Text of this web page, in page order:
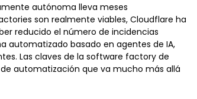
autónoma lleva meses
son realmente viables, Cloudflare ha
reducido el número de incidencias
automatizado basado en agentes de IA,
Las claves de la software factory de
automatización que va mucho más allá